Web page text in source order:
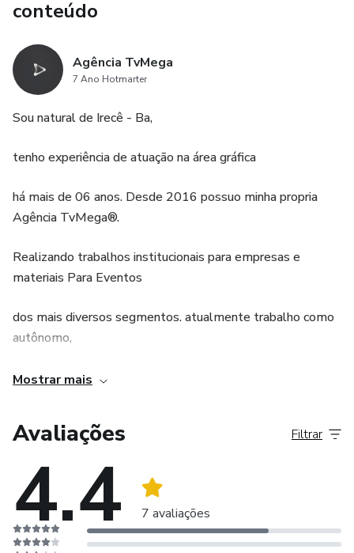
conteúdo
Agência TvMega
7 Ano Hotmarter
Sou natural de Irecê - Ba,
tenho experiência de atuação na área gráfica
há mais de 06 anos. Desde 2016 possuo minha propria
Agência TvMega®.
Realizando trabalhos institucionais para empresas e
materiais Para Eventos
dos mais diversos segmentos. atualmente trabalho como
autônomo,
em escritório próprio, prestando serviços de criação.
Mostrar mais
Avaliações
4.4 7 avaliações
Filtrar